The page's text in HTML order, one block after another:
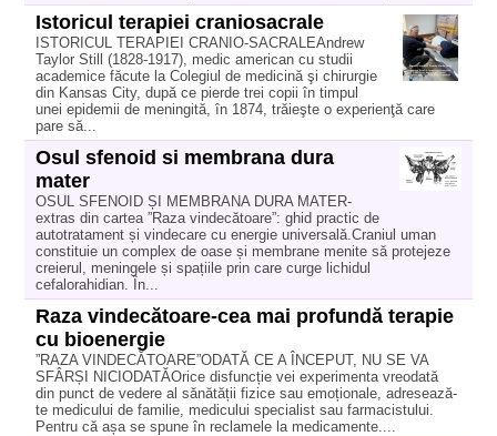
Istoricul terapiei craniosacrale
ISTORICUL TERAPIEI CRANIO-SACRALEAndrew
Taylor Still (1828-1917), medic american cu studii
academice făcute la Colegiul de medicină şi chirurgie
din Kansas City, după ce pierde trei copii în timpul
unei epidemii de meningită, în 1874, trăieşte o experienţă care
pare să...
Osul sfenoid si membrana dura
mater
OSUL SFENOID ȘI MEMBRANA DURA MATER-
extras din cartea ”Raza vindecătoare”: ghid practic de
autotratament și vindecare cu energie universală.Craniul uman
constituie un complex de oase și membrane menite să protejeze
creierul, meningele și spațiile prin care curge lichidul
cefalorahidian. În...
Raza vindecătoare-cea mai profundă terapie
cu bioenergie
”RAZA VINDECĂTOARE”ODATĂ CE A ÎNCEPUT, NU SE VA
SFÂRȘI NICIODATĂOrice disfuncție vei experimenta vreodată
din punct de vedere al sănătății fizice sau emoționale, adresează-
te medicului de familie, medicului specialist sau farmacistului.
Pentru că așa se spune în reclamele la medicamente....